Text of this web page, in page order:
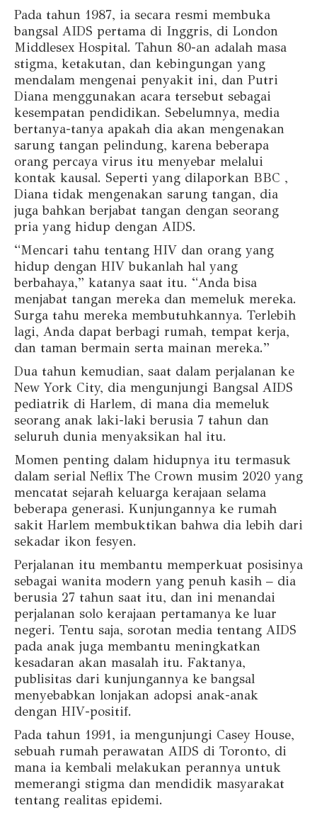
Pada tahun 1987, ia secara resmi membuka
bangsal AIDS pertama di Inggris, di London
Middlesex Hospital. Tahun 80-an adalah masa
stigma, ketakutan, dan kebingungan yang
mendalam mengenai penyakit ini, dan Putri
Diana menggunakan acara tersebut sebagai
kesempatan pendidikan. Sebelumnya, media
bertanya-tanya apakah dia akan mengenakan
sarung tangan pelindung, karena beberapa
orang percaya virus itu menyebar melalui
kontak kausal. Seperti yang dilaporkan BBC ,
Diana tidak mengenakan sarung tangan, dia
juga bahkan berjabat tangan dengan seorang
pria yang hidup dengan AIDS.
“Mencari tahu tentang HIV dan orang yang
hidup dengan HIV bukanlah hal yang
berbahaya,” katanya saat itu. “Anda bisa
menjabat tangan mereka dan memeluk mereka.
Surga tahu mereka membutuhkannya. Terlebih
lagi, Anda dapat berbagi rumah, tempat kerja,
dan taman bermain serta mainan mereka.”
Dua tahun kemudian, saat dalam perjalanan ke
New York City, dia mengunjungi Bangsal AIDS
pediatrik di Harlem, di mana dia memeluk
seorang anak laki-laki berusia 7 tahun dan
seluruh dunia menyaksikan hal itu.
Momen penting dalam hidupnya itu termasuk
dalam serial Neflix The Crown musim 2020 yang
mencatat sejarah keluarga kerajaan selama
beberapa generasi. Kunjungannya ke rumah
sakit Harlem membuktikan bahwa dia lebih dari
sekadar ikon fesyen.
Perjalanan itu membantu memperkuat posisinya
sebagai wanita modern yang penuh kasih – dia
berusia 27 tahun saat itu, dan ini menandai
perjalanan solo kerajaan pertamanya ke luar
negeri. Tentu saja, sorotan media tentang AIDS
pada anak juga membantu meningkatkan
kesadaran akan masalah itu. Faktanya,
publisitas dari kunjungannya ke bangsal
menyebabkan lonjakan adopsi anak-anak
dengan HIV-positif.
Pada tahun 1991, ia mengunjungi Casey House,
sebuah rumah perawatan AIDS di Toronto, di
mana ia kembali melakukan perannya untuk
memerangi stigma dan mendidik masyarakat
tentang realitas epidemi.